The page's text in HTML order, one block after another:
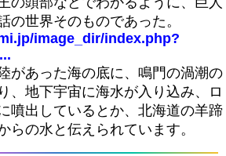
の世界そのものであった。
image_dir/index.php?
があった海の底に、鳴門の渦潮の
、地下宇宙に海水が入り込み、ロ
噴出しているとか、北海道の羊蹄
らの水と伝えられています。